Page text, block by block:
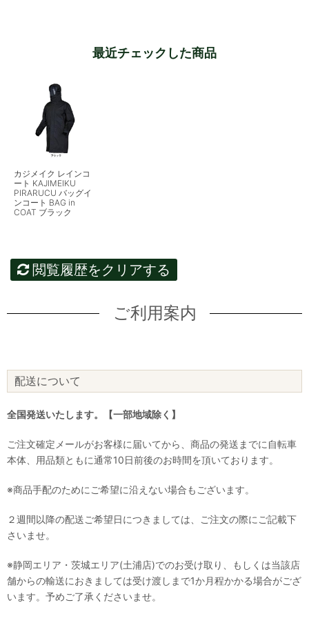
最近チェックした商品
カジメイク レインコ
ート KAJIMEIKU
PIRARUCU バッグイ
ンコート BAG in
COAT ブラック
閲覧履歴をクリアする
ご利用案内
配送について
全国発送いたします。【一部地域除く】
ご注文確定メールがお客様に届いてから、商品の発送までに自転車
本体、用品類ともに通常10日前後のお時間を頂いております。
※商品手配のためにご希望に沿えない場合もございます。
２週間以降の配送ご希望日につきましては、ご注文の際にご記載下
さいませ。
※静岡エリア・茨城エリア(土浦店)でのお受け取り、もしくは当該店
舗からの輸送におきましては受け渡しまで1か月程かかる場合がござ
います。予めご了承くださいませ。